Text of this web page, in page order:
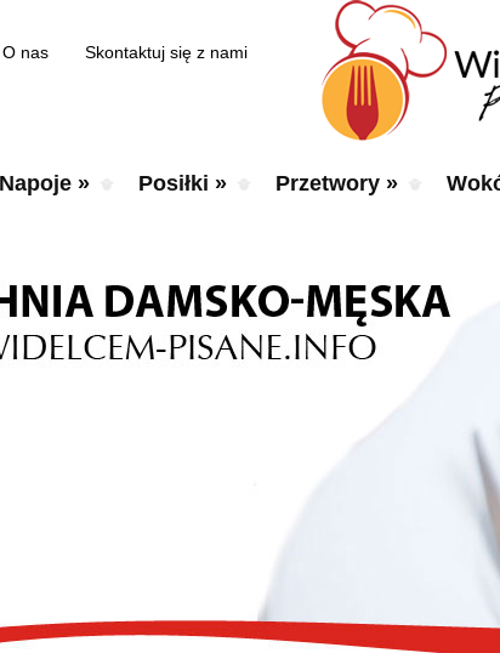
O nas Skontaktuj się z nami
Napoje » Posiłki » Przetwory »